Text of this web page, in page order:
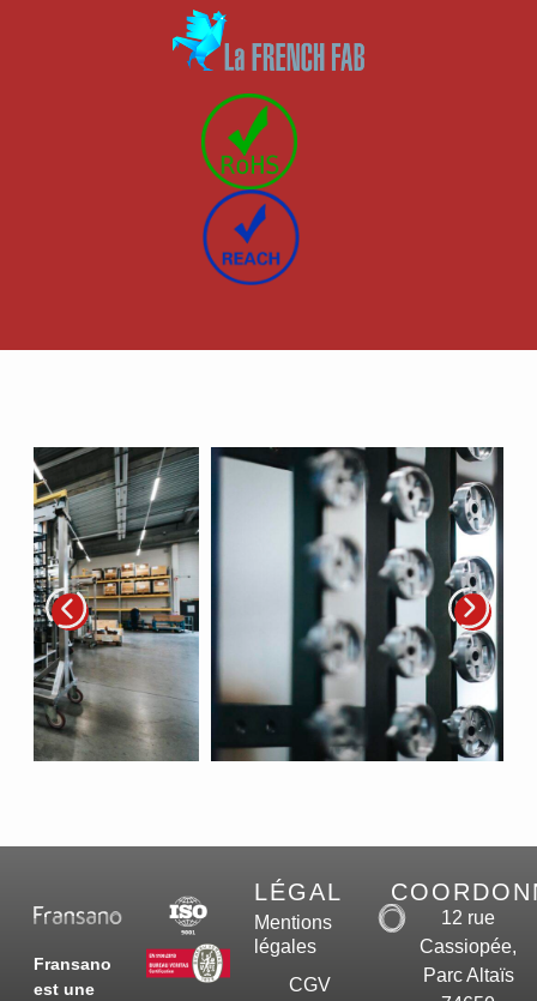
Fransano
est une
LÉGAL
Mentions
légales
CGV
12 rue
Cassiopée,
Parc Altaïs